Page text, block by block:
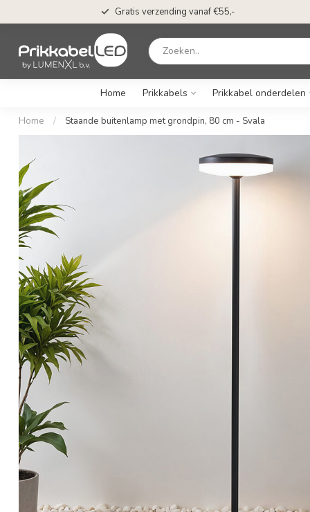
Gratis verzending vanaf €55,-
Home Prikkabels Prikkabel onderdelen
Home / Staande buitenlamp met grondpin, 80 cm - Svala